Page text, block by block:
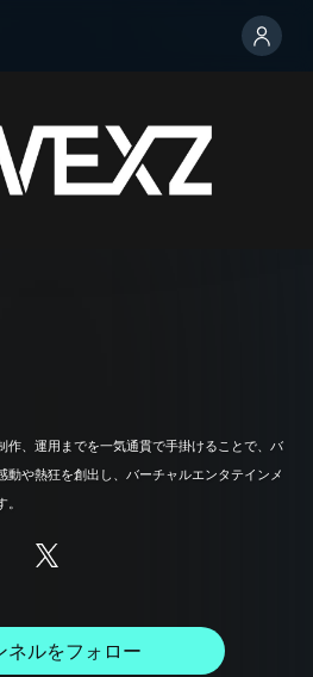
作、運用までを一気通貫で手掛けることで、バ
動や熱狂を創出し、バーチャルエンタテインメ
ネルをフォロー